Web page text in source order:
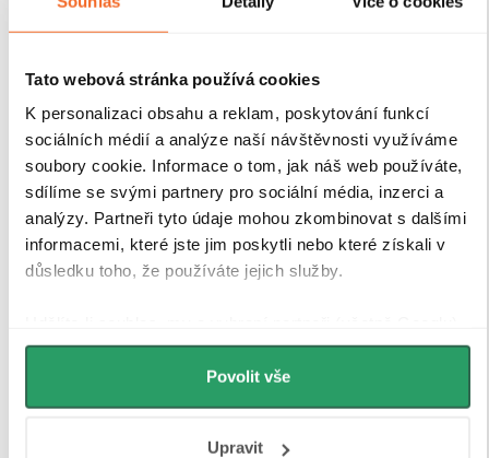
Tato webová stránka používá cookies
K personalizaci obsahu a reklam, poskytování funkcí
sociálních médií a analýze naší návštěvnosti využíváme
soubory cookie. Informace o tom, jak náš web používáte,
sdílíme se svými partnery pro sociální média, inzerci a
analýzy. Partneři tyto údaje mohou zkombinovat s dalšími
informacemi, které jste jim poskytli nebo které získali v
důsledku toho, že používáte jejich služby.
můžeme používat cookies pro analytiku a
personalizovanou reklamu. Jak Google zpracovává
osobní údaje najdete na stránkách
Povolit vše
Upravit